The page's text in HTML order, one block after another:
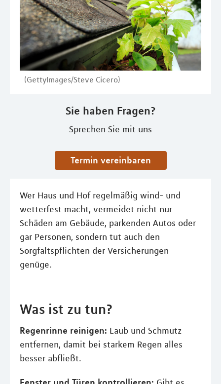
(GettyImages/Steve Cicero)
Sie haben Fragen?
Sprechen Sie mit uns
Termin vereinbaren
Wer Haus und Hof regelmäßig wind- und
wetterfest macht, vermeidet nicht nur
Schäden am Gebäude, parkenden Autos oder
gar Personen, sondern tut auch den
Sorgfaltspflichten der Versicherungen
genüge.
Was ist zu tun?
Regenrinne reinigen: Laub und Schmutz
entfernen, damit bei starkem Regen alles
besser abfließt.